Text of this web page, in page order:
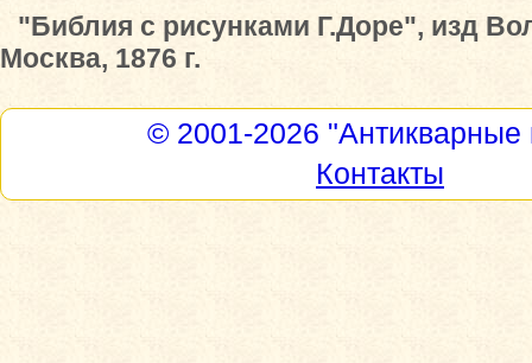
"Библия с рисунками Г.Доре", изд
Москва, 1876 г.
© 2001-2026 "Антикварные
Контакты